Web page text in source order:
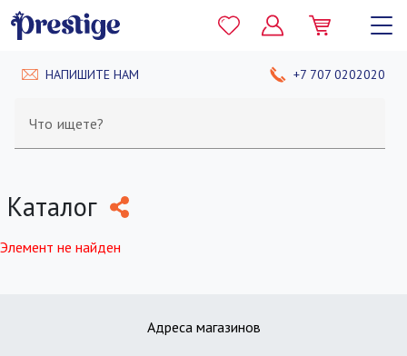
НАПИШИТЕ НАМ +7 707 0202020
Что ищете?
Каталог
Элемент не найден
Адреса магазинов